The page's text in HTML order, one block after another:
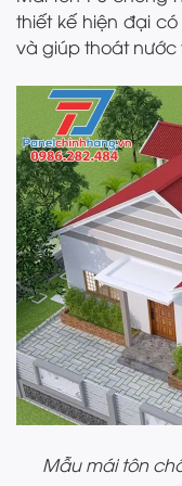
thiết kế hiện đại
và giúp thoát nước
Mẫu mái tôn